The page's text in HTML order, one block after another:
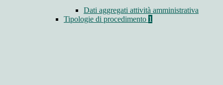
Dati aggregati attività amministrativa
Tipologie di procedimento 1